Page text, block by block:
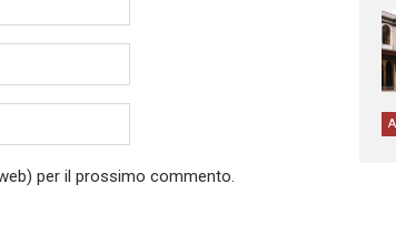
per il prossimo commento.